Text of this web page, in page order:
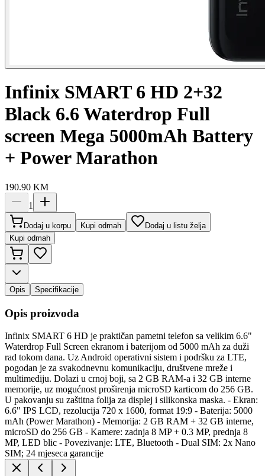
Infinix SMART 6 HD 2+32
Black 6.6 Waterdrop Full
screen Mega 5000mAh Battery
+ Power Marathon
190.90 KM
1
Dodaj u korpu Kupi odmah
Dodaj u listu želja
Kupi odmah
Opis Specifikacije
Opis proizvoda
Infinix SMART 6 HD je praktičan pametni telefon sa velikim 6.6"
Waterdrop Full Screen ekranom i baterijom od 5000 mAh za duži
rad tokom dana. Uz Android operativni sistem i podršku za LTE,
pogodan je za svakodnevnu komunikaciju, društvene mreže i
multimediju. Dolazi u crnoj boji, sa 2 GB RAM-a i 32 GB interne
memorije, uz mogućnost proširenja microSD karticom do 256 GB.
U pakovanju su zaštitna folija za displej i silikonska maska. - Ekran:
6.6" IPS LCD, rezolucija 720 x 1600, format 19:9 - Baterija: 5000
mAh (Power Marathon) - Memorija: 2 GB RAM + 32 GB interne,
microSD do 256 GB - Kamere: zadnja 8 MP + 0.3 MP, prednja 8
MP, LED blic - Povezivanje: LTE, Bluetooth - Dual SIM: 2x Nano
SIM; 24 mjeseca garancije